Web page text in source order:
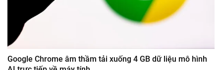
Google Chrome âm thầm tải xuống 4 GB dữ liệu mô hình